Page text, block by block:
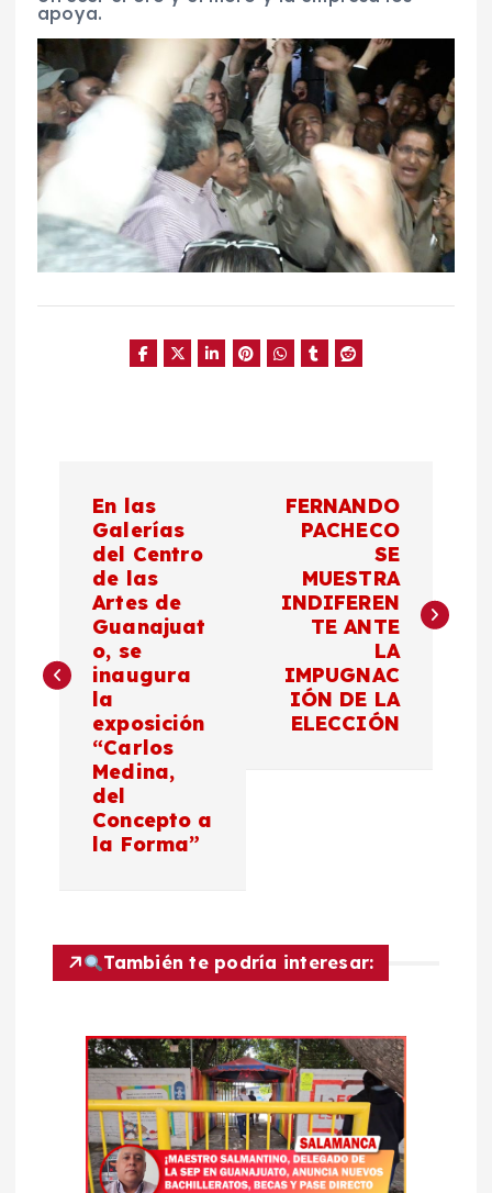
apoya.
e
g
n
En las
Galerías
del Centro
de las
Artes de
Guanajuat
o, se
inaugura
la
exposición
“Carlos
Medina,
del
Concepto a
la Forma”
FERNANDO
PACHECO
SE
MUESTRA
INDIFEREN
TE ANTE
LA
IMPUGNAC
IÓN DE LA
ELECCIÓN
También te podría interesar: